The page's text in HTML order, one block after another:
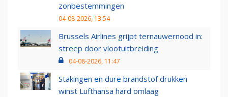
zonbestemmingen
04-08-2026, 13:54
Brussels Airlines grijpt ternauwernood in:
streep door vlootuitbreiding
04-08-2026, 11:47
Stakingen en dure brandstof drukken
winst Lufthansa hard omlaag